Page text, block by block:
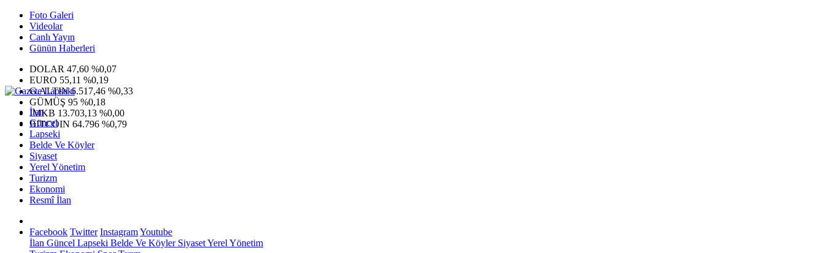
Foto Galeri
Videolar
Canlı Yayın
Günün Haberleri
DOLAR 47,60 %0,07
EURO 55,11 %0,19
G.ALTIN6.517,46 %0,33
GÜMÜŞ 95 %0,18
IMKB 13.703,13 %0,00
BITCOIN 64.796 %0,79
İlan
Güncel
Lapseki
Belde Ve Köyler
Siyaset
Yerel Yönetim
Turizm
Ekonomi
Resmî İlan
Facebook Twitter InstagramYoutube
İlan Güncel Lapseki Belde Ve KöylerSiyasetYerel Yönetim